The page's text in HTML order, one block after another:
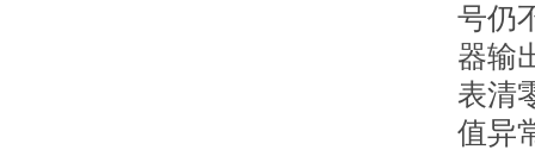
号仍
器输
表清
值异